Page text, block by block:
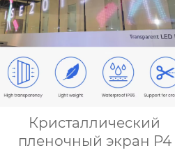
Кристаллический
пленочный экран P4